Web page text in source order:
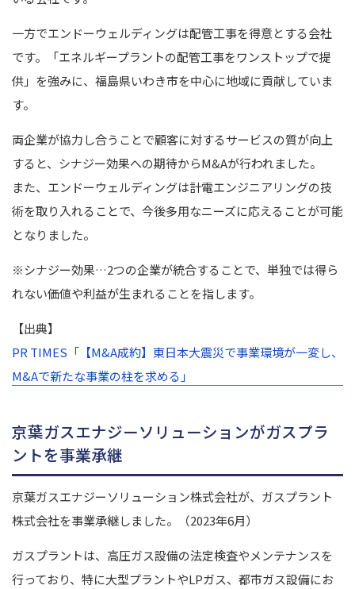
一方でエンドーウェルディングは配管工事を得意とする会社
です。「エネルギープラントの配管工事をワンストップで提
供」を強みに、福島県いわき市を中心に地域に貢献していま
す。
両企業が協力し合うことで顧客に対するサービスの質が向上
すると、シナジー効果への期待からM&Aが行われました。
また、エンドーウェルディングは計電エンジニアリングの技
術を取り入れることで、今後多用なニーズに応えることが可能
となりました。
※シナジー効果…2つの企業が統合することで、単独では得ら
れない価値や利益が生まれることを指します。
【出典】
PR TIMES「【M&A成約】東日本大震災で事業環境が一変し、
M&Aで新たな事業の柱を求める」
京葉ガスエナジーソリューションがガスプラ
ントを事業承継
京葉ガスエナジーソリューション株式会社が、ガスプラント
株式会社を事業承継しました。（2023年6月）
ガスプラントは、高圧ガス設備の法定検査やメンテナンスを
行っており、特に大型プラントやLPガス、都市ガス設備にお